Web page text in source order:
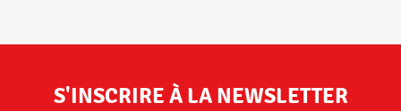
S'INSCRIRE À LA NEWSLETTER